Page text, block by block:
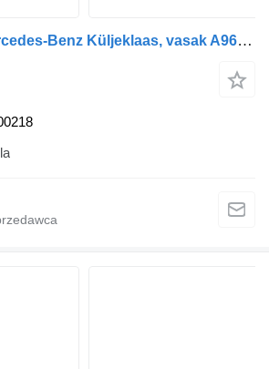
Boczna szyba Mercedes-Benz Küljeklaas, vasak A9607200218 do ciągnika siodłowego Mercedes-Benz Actros